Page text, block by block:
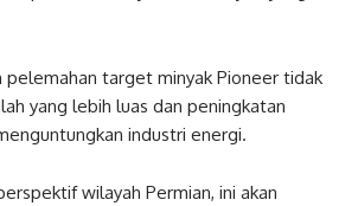
pelemahan target minyak Pioneer tidak
yang lebih luas dan peningkatan
industri energi.
wilayah Permian, ini akan